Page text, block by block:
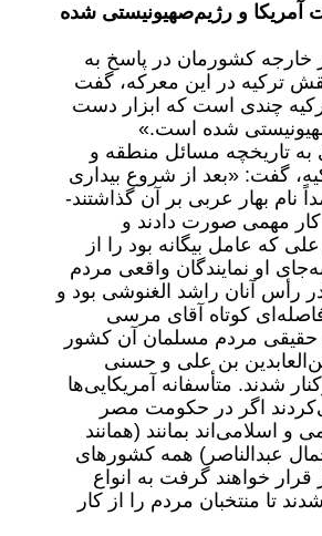
آمریکا و رژیم‌صهیونیستی شده
خارجه کشورمان در پاسخ به
ترکیه در این معرکه، گفت
چندی است که ابزار دست
شده است.»
به تاریخچه مسائل منطقه و
گفت: «بعد از شروع بیداری
نام بهار عربی بر آن گذاشتند‌-
مهمی صورت دادند و
که عامل بیگانه بود را از
او نمایندگان واقعی مردم
رأس آنان راشد الغنوشی بود و
کوتاه آقای مرسی
حقیقی مردم مسلمان آن کشور
بن علی و حسنی
شدند. متأسفانه آمریکایی‌ها
اگر در حکومت مصر
و اسلامی‌اند بمانند (همانند
عبدالناصر) همه کشور‌های
قرار خواهند گرفت به انواع
تا منتخبان مردم را از کار